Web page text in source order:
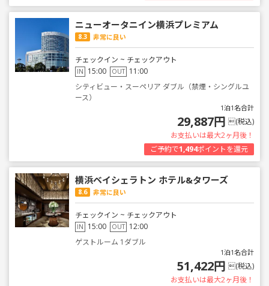
ニューオータニイン横浜プレミアム
8.3 非常に良い
チェックイン ~ チェックアウト
IN 15:00 OUT 11:00
シティビュー・スーペリア ダブル（禁煙・シングルユ
ース）
1泊1名合計
29,887円 (税込)
お支払いは最大2ヶ月後！
ご予約で1,494ポイントを還元
横浜ベイシェラトン ホテル&タワーズ
8.6 非常に良い
チェックイン ~ チェックアウト
IN 15:00 OUT 12:00
ゲストルーム 1ダブル
1泊1名合計
51,422円 (税込)
お支払いは最大2ヶ月後！